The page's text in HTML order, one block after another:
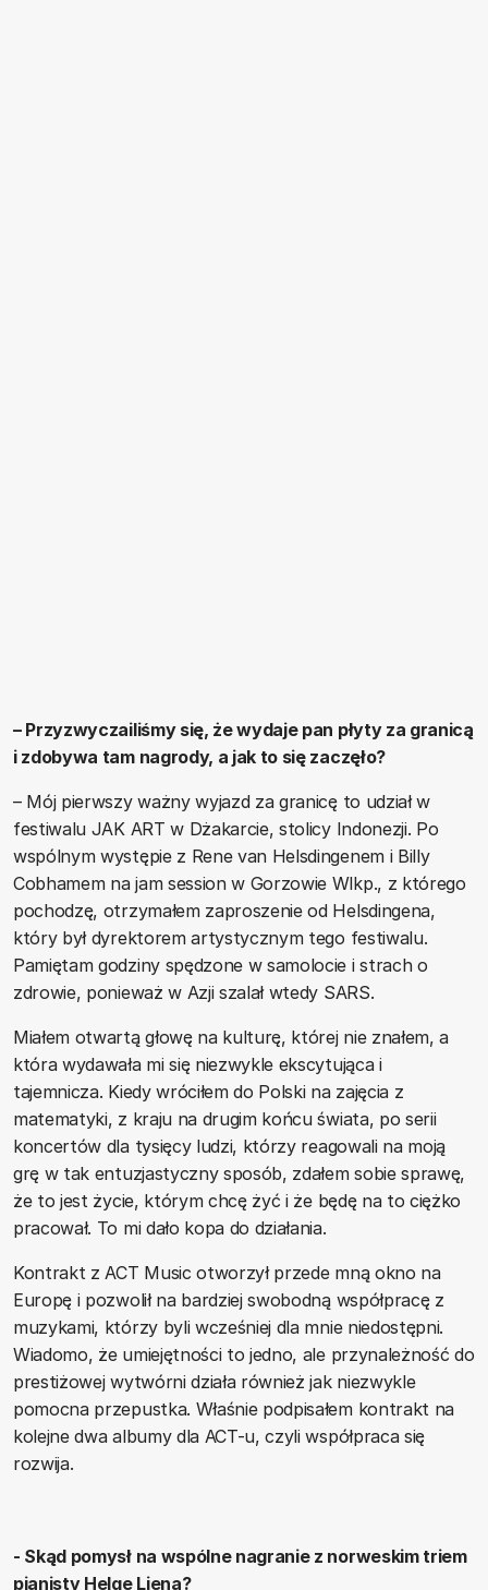
– Przyzwyczailiśmy się, że wydaje pan płyty za granicą
i zdobywa tam nagrody, a jak to się zaczęło?
– Mój pierwszy ważny wyjazd za granicę to udział w
festiwalu JAK ART w Dżakarcie, stolicy Indonezji. Po
wspólnym występie z Rene van Helsdingenem i Billy
Cobhamem na jam session w Gorzowie Wlkp., z którego
pochodzę, otrzymałem zaproszenie od Helsdingena,
który był dyrektorem artystycznym tego festiwalu.
Pamiętam godziny spędzone w samolocie i strach o
zdrowie, ponieważ w Azji szalał wtedy SARS.
Miałem otwartą głowę na kulturę, której nie znałem, a
która wydawała mi się niezwykle ekscytująca i
tajemnicza. Kiedy wróciłem do Polski na zajęcia z
matematyki, z kraju na drugim końcu świata, po serii
koncertów dla tysięcy ludzi, którzy reagowali na moją
grę w tak entuzjastyczny sposób, zdałem sobie sprawę,
że to jest życie, którym chcę żyć i że będę na to ciężko
pracował. To mi dało kopa do działania.
Kontrakt z ACT Music otworzył przede mną okno na
Europę i pozwolił na bardziej swobodną współpracę z
muzykami, którzy byli wcześniej dla mnie niedostępni.
Wiadomo, że umiejętności to jedno, ale przynależność do
prestiżowej wytwórni działa również jak niezwykle
pomocna przepustka. Właśnie podpisałem kontrakt na
kolejne dwa albumy dla ACT-u, czyli współpraca się
rozwija.
- Skąd pomysł na wspólne nagranie z norweskim triem
pianisty Helge Liena?